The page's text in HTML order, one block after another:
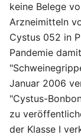
keine Belege
Arzneimitteln
Cystus 052 in
Pandemie
Januar 2006
"Cystus-
zu
der Klasse I